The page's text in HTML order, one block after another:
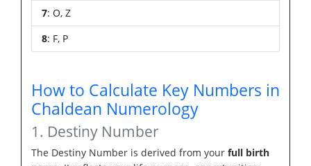
7: O, Z
8: F, P
How to Calculate Key Numbers in
Chaldean Numerology
1. Destiny Number
The Destiny Number is derived from your full birth